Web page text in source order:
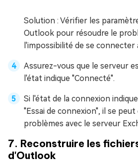
Solution : Vérifier les
Outlook pour résoudre le
l'impossibilité de se connecter
Assurez-vous que le serveur
l'état indique "Connecté".
Si l'état de la connexion
"Essai de connexion", il se peut
problèmes avec le serveur
7. Reconstruire les
d'Outlook